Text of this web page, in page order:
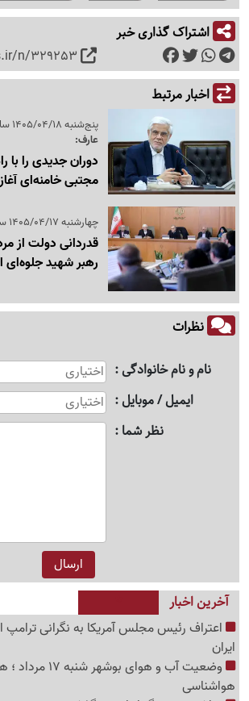
اشتراک گذاری خبر
n/329253
اخبار مرتبط
پنج‌شنبه 1405/04/18 ساعت 20:55
عارف:
دوران جدیدی را با
مجتبی خامنه‌ای
چهارشنبه 1405/04/17 ساعت 14:49
قدردانی دولت از
رهبر شهید
نظرات
نام و نام خانوادگی
ایمیل / موبایل
نظر شما
آخرین اخبار
اعتراف رئیس مجلس آمریکا به نگرانی ترامپ
ایران
وضعیت آب و هوای بوشهر
هواشناسی